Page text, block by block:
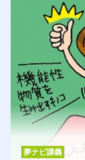
夢ナビ講義